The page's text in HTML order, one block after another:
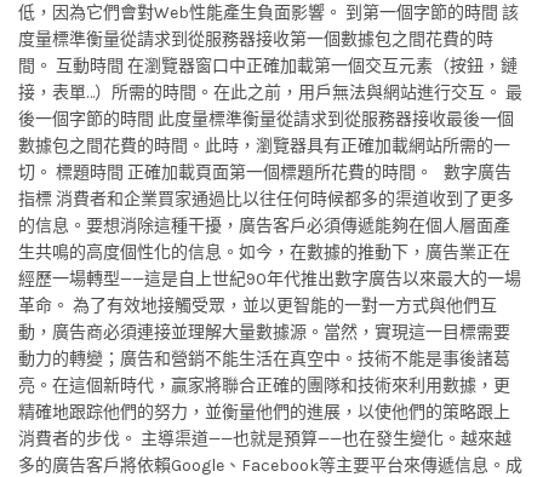
低，因為它們會對Web性能產生負面影響。 到第一個字節的時間 該
度量標準衡量從請求到從服務器接收第一個數據包之間花費的時
間。 互動時間 在瀏覽器窗口中正確加載第一個交互元素（按鈕，鏈
接，表單…）所需的時間。在此之前，用戶無法與網站進行交互。 最
後一個字節的時間 此度量標準衡量從請求到從服務器接收最後一個
數據包之間花費的時間。此時，瀏覽器具有正確加載網站所需的一
切。 標題時間 正確加載頁面第一個標題所花費的時間。 數字廣告
指標 消費者和企業買家通過比以往任何時候都多的渠道收到了更多
的信息。要想消除這種干擾，廣告客戶必須傳遞能夠在個人層面產
生共鳴的高度個性化的信息。如今，在數據的推動下，廣告業正在
經歷一場轉型——這是自上世紀90年代推出數字廣告以來最大的一場
革命。 為了有效地接觸受眾，並以更智能的一對一方式與他們互
動，廣告商必須連接並理解大量數據源。當然，實現這一目標需要
動力的轉變；廣告和營銷不能生活在真空中。技術不能是事後諸葛
亮。在這個新時代，贏家將聯合正確的團隊和技術來利用數據，更
精確地跟踪他們的努力，並衡量他們的進展，以使他們的策略跟上
消費者的步伐。 主導渠道——也就是預算——也在發生變化。越來越
多的廣告客戶將依賴Google、Facebook等主要平台來傳遞信息。成